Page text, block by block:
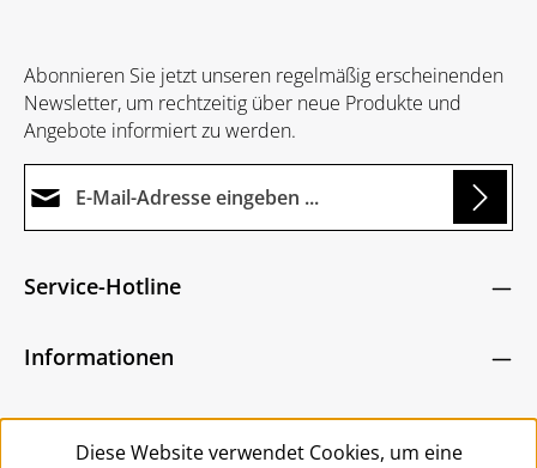
Abonnieren Sie jetzt unseren regelmäßig erscheinenden
Newsletter, um rechtzeitig über neue Produkte und
Angebote informiert zu werden.
Ich habe dieDatenschutzbestimmungen
bin mit ihnen einverstanden.
Zeichen ein*
Die mit einem Stern (*) markierten Felder sind
Service-Hotline
Informationen
Service
Diese Website verwendet Cookies, um eine